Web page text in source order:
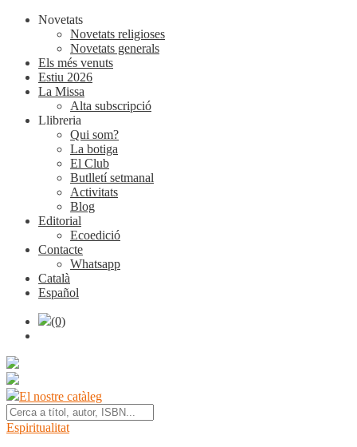
Novetats
Novetats religioses
Novetats generals
Els més venuts
Estiu 2026
La Missa
Alta subscripció
Llibreria
Qui som?
La botiga
El Club
Butlletí setmanal
Activitats
Blog
Editorial
Ecoedició
Contacte
Whatsapp
Català
Español
(0)
El nostre catàleg
Espiritualitat